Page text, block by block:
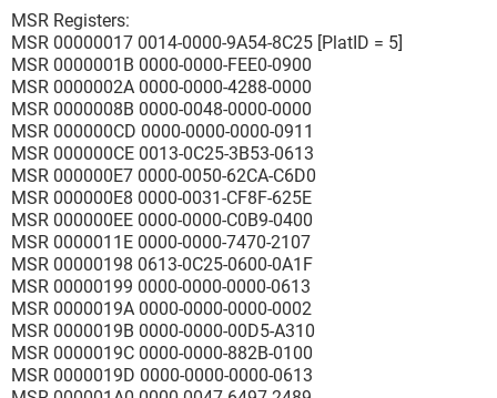
MSR Registers:
MSR 00000017 0014-0000-9A54-8C25 [PlatID = 5]
MSR 0000001B 0000-0000-FEE0-0900
MSR 0000002A 0000-0000-4288-0000
MSR 0000008B 0000-0048-0000-0000
MSR 000000CD 0000-0000-0000-0911
MSR 000000CE 0013-0C25-3B53-0613
MSR 000000E7 0000-0050-62CA-C6D0
MSR 000000E8 0000-0031-CF8F-625E
MSR 000000EE 0000-0000-C0B9-0400
MSR 0000011E 0000-0000-7470-2107
MSR 00000198 0613-0C25-0600-0A1F
MSR 00000199 0000-0000-0000-0613
MSR 0000019A 0000-0000-0000-0002
MSR 0000019B 0000-0000-00D5-A310
MSR 0000019C 0000-0000-882B-0100
MSR 0000019D 0000-0000-0000-0613